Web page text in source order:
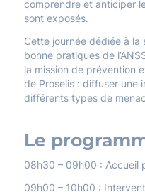
comprendre et anticiper
sont exposés.
Cette journée dédiée à la
bonne pratiques de
la mission de prévention
de Proselis : diffuser une
différents types de
Le
08h30 – 09h00 : Accueil
09h00 – 10h00 :